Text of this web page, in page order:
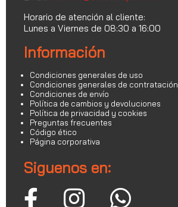
Horario de atención al cliente:
Lunes a Viernes de 08:30 a 16:00
Información
Condiciones generales de uso
Condiciones generales de contratación
Condiciones de envío
Política de cambios y devoluciones
Política de privacidad y cookies
Preguntas frecuentes
Código ético
Página corporativa
Siguenos en: